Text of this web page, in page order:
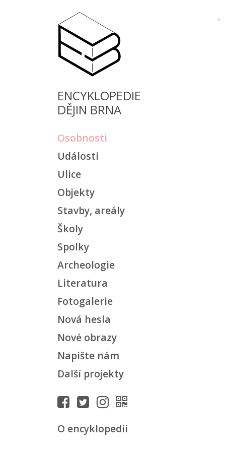
ENCYKLOPEDIE
DĚJIN BRNA
Osobnosti
Události
Ulice
Objekty
Stavby, areály
Školy
Spolky
Archeologie
Literatura
Fotogalerie
Nová hesla
Nové obrazy
Napište nám
Další projekty
O encyklopedii